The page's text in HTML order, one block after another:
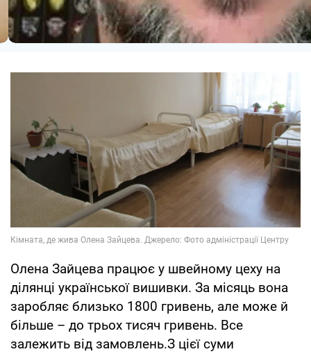
Олена Зайцева працює у швейному цеху на
ділянці української вишивки. За місяць вона
заробляє близько 1800 гривень, але може й
більше – до трьох тисяч гривень. Все
залежить від замовлень.З цієї суми